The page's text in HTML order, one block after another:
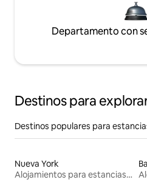
Departamento con
Destinos para
Destinos populares para
Nueva York
Alojamientos para estancias largas